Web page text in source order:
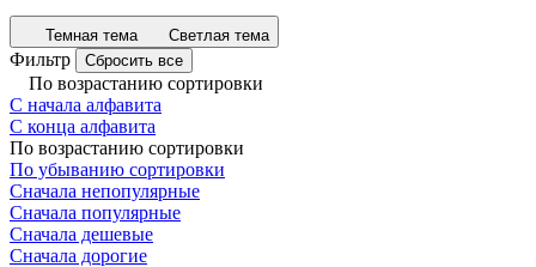
Темная тема Светлая тема
Фильтр Сбросить все
По возрастанию сортировки
С начала алфавита
С конца алфавита
По возрастанию сортировки
По убыванию сортировки
Сначала непопулярные
Сначала популярные
Сначала дешевые
Сначала дорогие